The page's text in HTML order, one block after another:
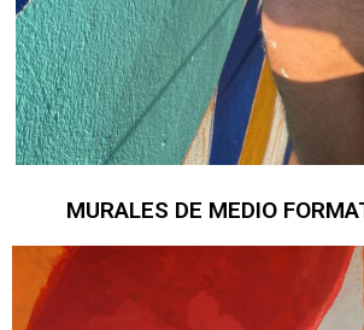
MURALES DE MEDIO